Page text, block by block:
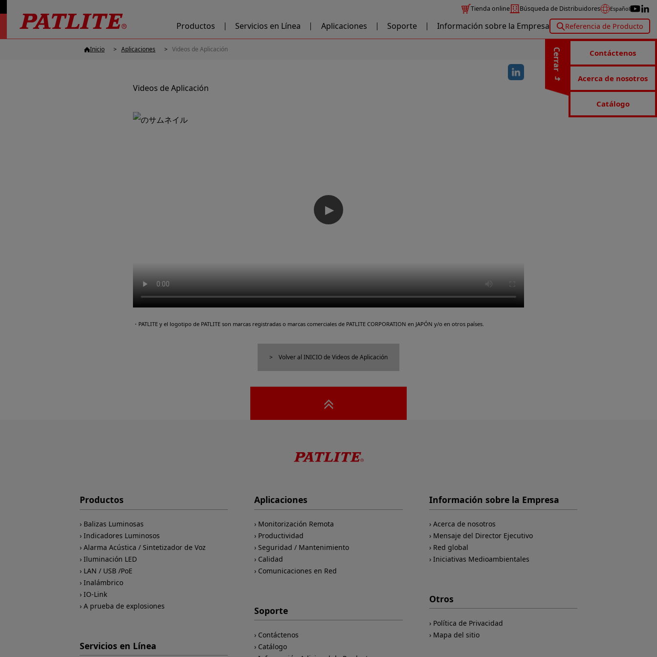
Tienda online Búsqueda de Distribuidores Español
Productos Servicios en Línea Aplicaciones Soporte Información sobre la Empresa Referencia de Producto
Cerrar Contáctenos
Acerca de nosotros
Catálogo
Inicio Aplicaciones Videos de Aplicación
Videos de Aplicación
▶
・PATLITE y el logotipo de PATLITE son marcas registradas o marcas comerciales de PATLITE CORPORATION en JAPÓN y/o en otros países.
Volver al INICIO de Videos de Aplicación
Productos
Balizas Luminosas
Indicadores Luminosos
Alarma Acústica / Sintetizador de Voz
Iluminación LED
LAN / USB /PoE
Inalámbrico
IO-Link
A prueba de explosiones
Servicios en Línea
Aplicaciones
Monitorización Remota
Productividad
Seguridad / Mantenimiento
Calidad
Comunicaciones en Red
Soporte
Contáctenos
Catálogo
Información sobre la Empresa
Acerca de nosotros
Mensaje del Director Ejecutivo
Red global
Iniciativas Medioambientales
Otros
Política de Privacidad
Mapa del sitio